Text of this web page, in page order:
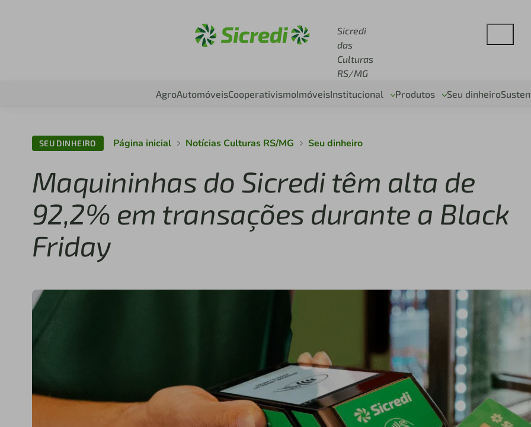
Sicredi
das
Culturas
RS/MG
AgroAutomóveisCooperativismoImóveisInstitucional Produtos Seu dinheiro
SEU DINHEIRO Página inicial Notícias Culturas RS/MG Seu dinheiro
Maquininhas do Sicredi têm alta de
92,2% em transações durante a Black
Friday